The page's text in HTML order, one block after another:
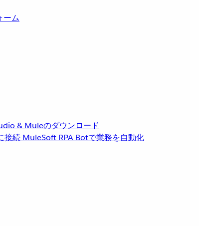
ーム
& Muleのダウンロード
接続 MuleSoft RPA Botで業務を自動化